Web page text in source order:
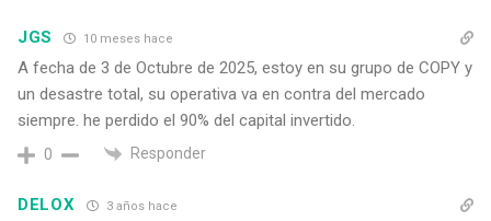
JGS 10 meses hace
A fecha de 3 de Octubre de 2025, estoy en su grupo de COPY y
un desastre total, su operativa va en contra del mercado
siempre. he perdido el 90% del capital invertido.
0 Responder
DELOX 3 años hace